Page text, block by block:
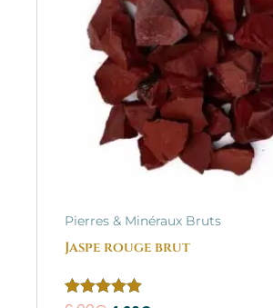
Pierres & Minéraux Bruts
Jaspe rouge brut